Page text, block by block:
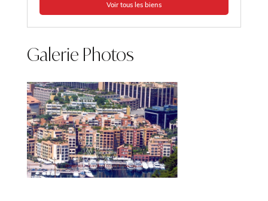
Voir tous les biens
Galerie Photos